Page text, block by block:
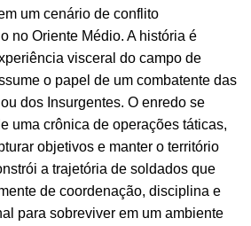
um cenário de conflito
no Oriente Médio. A história é
visceral do campo de
o papel de um combatente das
dos Insurgentes. O enredo se
uma crônica de operações táticas,
objetivos e manter o território
a trajetória de soldados que
de coordenação, disciplina e
para sobreviver em um ambiente